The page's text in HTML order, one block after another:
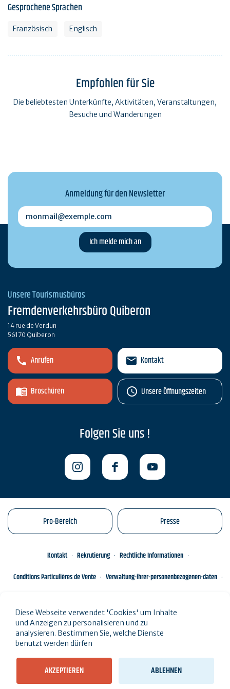
Gesprochene Sprachen
Französisch Englisch
Empfohlen für Sie
Die beliebtesten Unterkünfte, Aktivitäten, Veranstaltungen,
Besuche und Wanderungen
Anmeldung für den Newsletter
monmail@exemple.com
Unsere Tourismusbüros
Fremdenverkehrsbüro Quiberon
14 rue de Verdun
56170 Quiberon
Anrufen
Broschüren
Kontakt
Unsere Öffnungszeiten
Folgen Sie uns !
Pro-Bereich Presse
Kontakt Rekrutierung
Rechtliche Informationen
Conditions Particulières de Vente
Verwaltung-ihrer-personenbezogenen-daten
Diese Webseite verwendet 'Cookies' um Inhalte
und Anzeigen zu personalisieren und zu
analysieren. Bestimmen Sie, welche Dienste
benutzt werden dürfen
AKZEPTIEREN ABLEHNEN